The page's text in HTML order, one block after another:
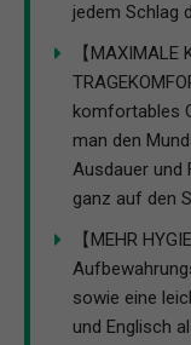
jedem Schlag
【MAXIMALE
komfortables
man den
Ausdauer und
ganz auf den
【MEHR
sowie eine
und Englisch